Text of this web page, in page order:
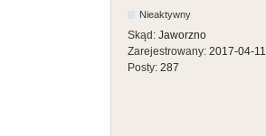
Nieaktywny
Skąd: Jaworzno
Zarejestrowany: 2017-04-11
Posty: 287